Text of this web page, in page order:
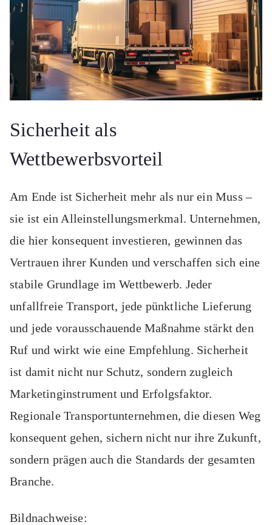
Sicherheit als
Wettbewerbsvorteil
Am Ende ist Sicherheit mehr als nur ein Muss –
sie ist ein Alleinstellungsmerkmal. Unternehmen,
die hier konsequent investieren, gewinnen das
Vertrauen ihrer Kunden und verschaffen sich eine
stabile Grundlage im Wettbewerb. Jeder
unfallfreie Transport, jede pünktliche Lieferung
und jede vorausschauende Maßnahme stärkt den
Ruf und wirkt wie eine Empfehlung. Sicherheit
ist damit nicht nur Schutz, sondern zugleich
Marketinginstrument und Erfolgsfaktor.
Regionale Transportunternehmen, die diesen Weg
konsequent gehen, sichern nicht nur ihre Zukunft,
sondern prägen auch die Standards der gesamten
Branche.
Bildnachweise: